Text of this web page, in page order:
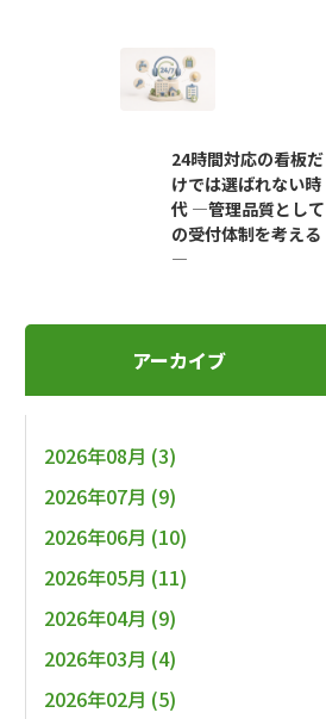
24時間対応の看板だ
けでは選ばれない時
代 ―管理品質として
の受付体制を考える
―
アーカイブ
2026年08月 (3)
2026年07月 (9)
2026年06月 (10)
2026年05月 (11)
2026年04月 (9)
2026年03月 (4)
2026年02月 (5)